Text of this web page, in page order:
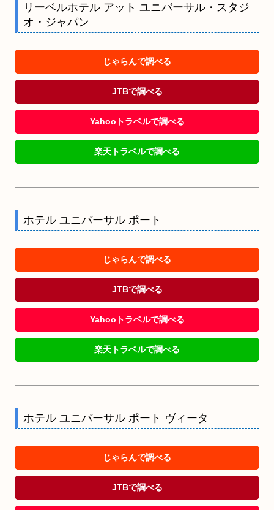
リーベルホテル アット ユニバーサル・スタジ
オ・ジャパン
じゃらんで調べる
JTBで調べる
Yahooトラベルで調べる
楽天トラベルで調べる
ホテル ユニバーサル ポート
じゃらんで調べる
JTBで調べる
Yahooトラベルで調べる
楽天トラベルで調べる
ホテル ユニバーサル ポート ヴィータ
じゃらんで調べる
JTBで調べる